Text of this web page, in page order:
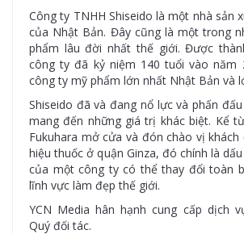
Công ty TNHH Shiseido là một nhà sản
của Nhật Bản. Đây cũng là một trong
phẩm lâu đời nhất thế giới. Được
công ty đã kỷ niệm 140 tuổi vào năm
công ty mỹ phẩm lớn nhất Nhật Bản và
Shiseido đã và đang nổ lực và phấn
mang đến những giá trị khác biệt. Kể
Fukuhara mở cửa và đón chào vị
hiệu thuốc ở quận Ginza, đó chính là
của một công ty có thể thay đổi toàn
lĩnh vực làm đẹp thế giới.
YCN Media hân hạnh cung cấp dịch
Quý đối tác.